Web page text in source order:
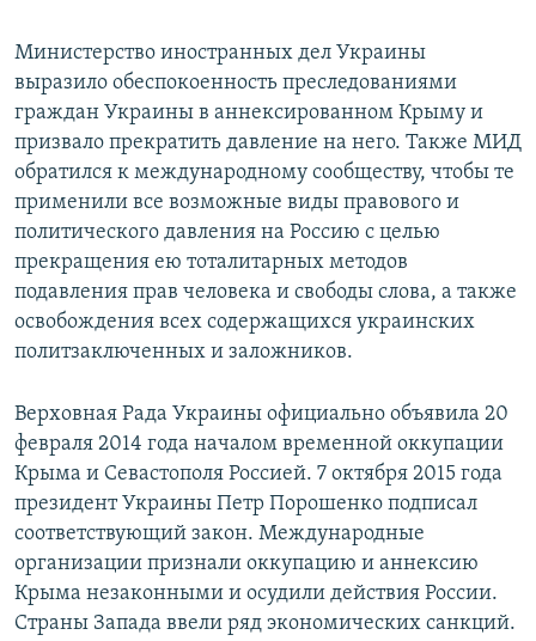
Министерство иностранных дел Украины
выразило обеспокоенность преследованиями
граждан Украины в аннексированном Крыму и
призвало прекратить давление на него. Также МИД
обратился к международному сообществу, чтобы те
применили все возможные виды правового и
политического давления на Россию с целью
прекращения ею тоталитарных методов
подавления прав человека и свободы слова, а также
освобождения всех содержащихся украинских
политзаключенных и заложников.
Верховная Рада Украины официально объявила 20
февраля 2014 года началом временной оккупации
Крыма и Севастополя Россией. 7 октября 2015 года
президент Украины Петр Порошенко подписал
соответствующий закон. Международные
организации признали оккупацию и аннексию
Крыма незаконными и осудили действия России.
Страны Запада ввели ряд экономических санкций.